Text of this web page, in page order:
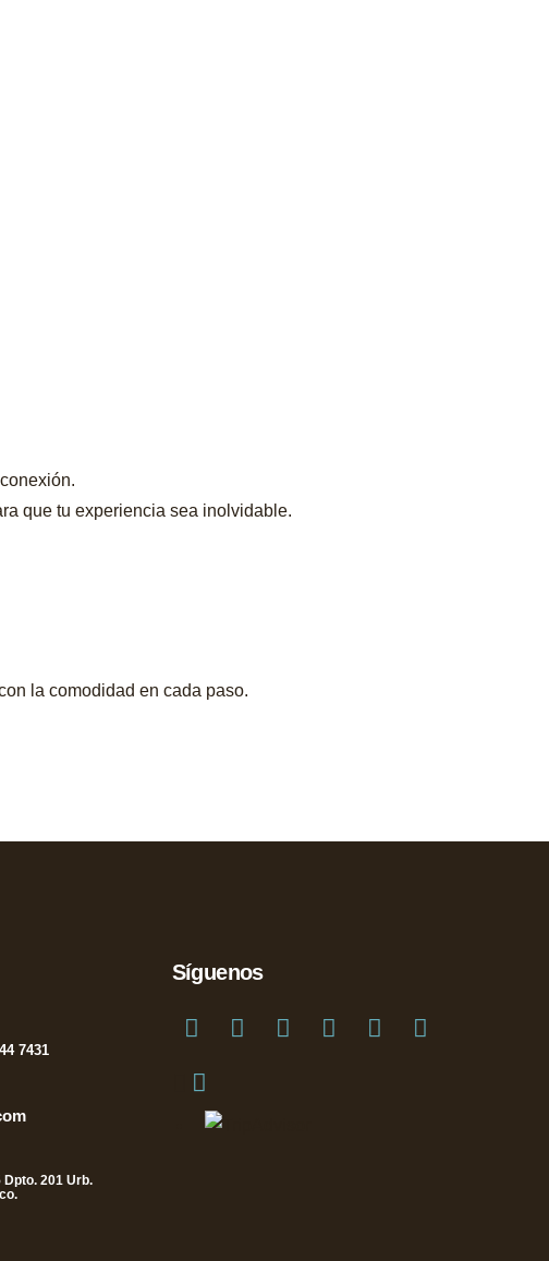
que tu experiencia sea inolvidable.
la comodidad en cada paso.
7431
Dpto. 201 Urb.
Síguenos